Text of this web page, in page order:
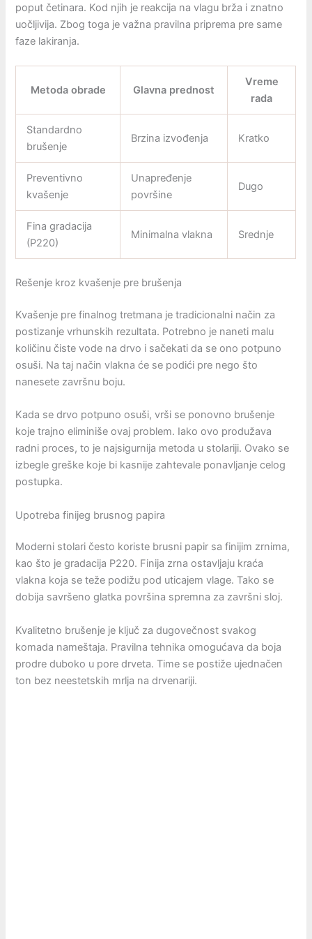
poput četinara. Kod njih je reakcija na vlagu brža i znatno
uočljivija. Zbog toga je važna pravilna priprema pre same
faze lakiranja.
Metoda obrade Glavna prednost
Vreme
rada
Standardno
brušenje
Brzina izvođenja Kratko
Preventivno
kvašenje
Unapređenje
površine
Dugo
Fina gradacija
(P220)
Minimalna vlakna Srednje
Rešenje kroz kvašenje pre brušenja
Kvašenje pre finalnog tretmana je tradicionalni način za
postizanje vrhunskih rezultata. Potrebno je naneti malu
količinu čiste vode na drvo i sačekati da se ono potpuno
osuši. Na taj način vlakna će se podići pre nego što
nanesete završnu boju.
Kada se drvo potpuno osuši, vrši se ponovno brušenje
koje trajno eliminiše ovaj problem. Iako ovo produžava
radni proces, to je najsigurnija metoda u stolariji. Ovako se
izbegle greške koje bi kasnije zahtevale ponavljanje celog
postupka.
Upotreba finijeg brusnog papira
Moderni stolari često koriste brusni papir sa finijim zrnima,
kao što je gradacija P220. Finija zrna ostavljaju kraća
vlakna koja se teže podižu pod uticajem vlage. Tako se
dobija savršeno glatka površina spremna za završni sloj.
Kvalitetno brušenje je ključ za dugovečnost svakog
komada nameštaja. Pravilna tehnika omogućava da boja
prodre duboko u pore drveta. Time se postiže ujednačen
ton bez neestetskih mrlja na drvenariji.